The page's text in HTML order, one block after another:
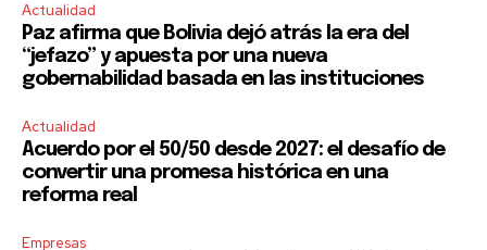
Actualidad
Paz afirma que Bolivia dejó atrás la era del
“jefazo” y apuesta por una nueva
gobernabilidad basada en las instituciones
Actualidad
Acuerdo por el 50/50 desde 2027: el desafío de
convertir una promesa histórica en una
reforma real
Empresas